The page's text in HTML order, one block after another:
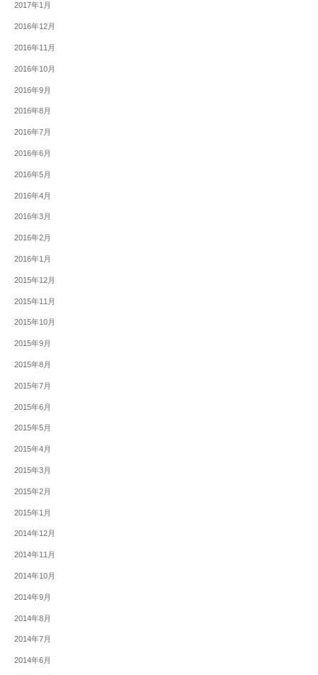
2017年1月
2016年12月
2016年11月
2016年10月
2016年9月
2016年8月
2016年7月
2016年6月
2016年5月
2016年4月
2016年3月
2016年2月
2016年1月
2015年12月
2015年11月
2015年10月
2015年9月
2015年8月
2015年7月
2015年6月
2015年5月
2015年4月
2015年3月
2015年2月
2015年1月
2014年12月
2014年11月
2014年10月
2014年9月
2014年8月
2014年7月
2014年6月